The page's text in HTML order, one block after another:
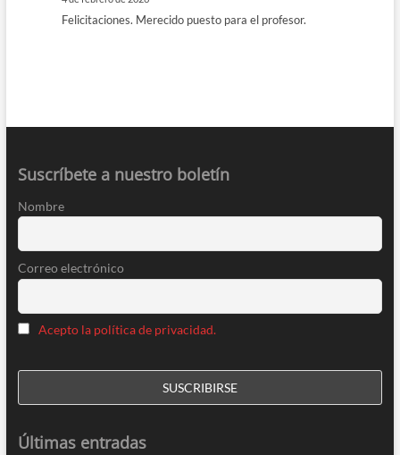
Felicitaciones. Merecido puesto para el profesor.
Suscríbete a nuestro boletín
Nombre
Correo electrónico
Acepto la política de privacidad.
Últimas entradas